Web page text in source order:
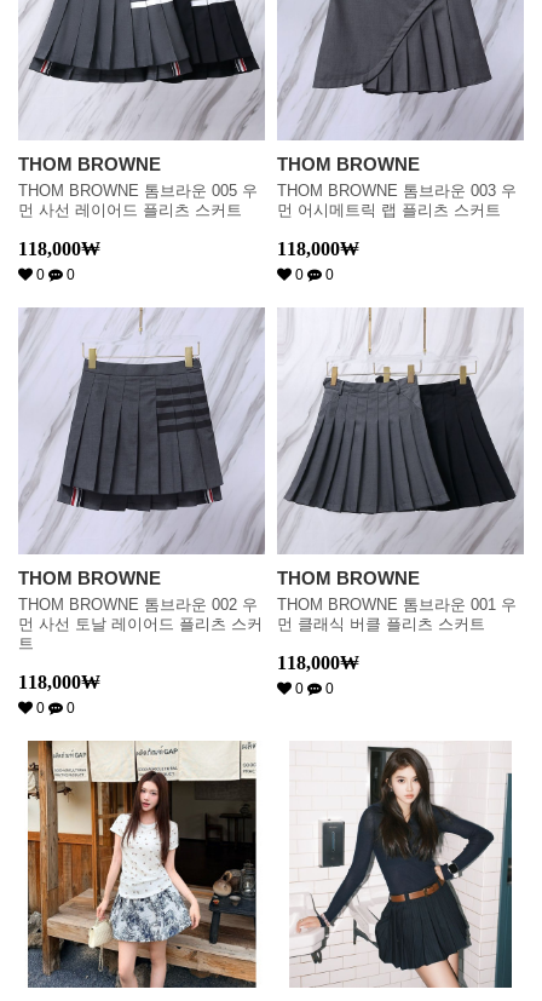
THOM BROWNE
THOM BROWNE 톰브라운 005 우
먼 사선 레이어드 플리츠 스커트
118,000₩
0 0
THOM BROWNE
THOM BROWNE 톰브라운 003 우
먼 어시메트릭 랩 플리츠 스커트
118,000₩
0 0
THOM BROWNE
THOM BROWNE 톰브라운 002 우
먼 사선 토날 레이어드 플리츠 스커
트
118,000₩
0 0
THOM BROWNE
THOM BROWNE 톰브라운 001 우
먼 클래식 버클 플리츠 스커트
118,000₩
0 0